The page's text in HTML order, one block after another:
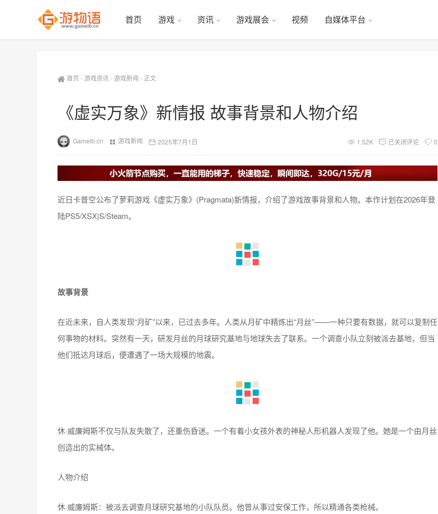
首页 游戏 资讯 游戏展会 视频 自媒体平台
首页 -游戏资讯-游戏新闻 - 正文
《虚实万象》新情报 故事背景和人物介绍
Gameib.cn 游戏新闻 2025年7月1日 1.52K 已关闭评论 0
近日卡普空公布了萝莉游戏《虚实万象》(Pragmata)新情报，介绍了游戏故事背景和人物。本作计划在2026年登
陆PS5/XSX|S/Steam。
故事背景
在近未来，自人类发现“月矿”以来，已过去多年。人类从月矿中精炼出“月丝”——一种只要有数据，就可以复制任
何事物的材料。突然有一天，研发月丝的月球研究基地与地球失去了联系。一个调查小队立刻被派去基地，但当
他们抵达月球后，便遭遇了一场大规模的地震。
休·威廉姆斯不仅与队友失散了，还重伤昏迷。一个有着小女孩外表的神秘人形机器人发现了他。她是一个由月丝
创造出的实械体。
人物介绍
休·威廉姆斯：被派去调查月球研究基地的小队队员。他曾从事过安保工作，所以精通各类枪械。